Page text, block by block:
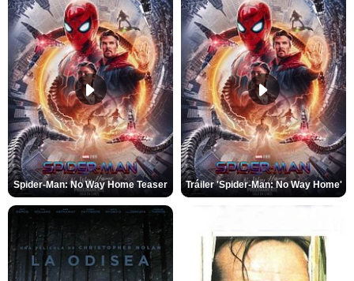
Spider-Man: No Way Home Teaser Tráiler 'Spider-Man: No Way Home'